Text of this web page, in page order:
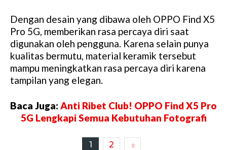
Dengan desain yang dibawa oleh OPPO Find X5
Pro 5G, memberikan rasa percaya diri saat
digunakan oleh pengguna. Karena selain punya
kualitas bermutu, material keramik tersebut
mampu meningkatkan rasa percaya diri karena
tampilan yang elegan.
Baca Juga: Anti Ribet Club! OPPO Find X5 Pro
5G Lengkapi Semua Kebutuhan Fotografi
1 2